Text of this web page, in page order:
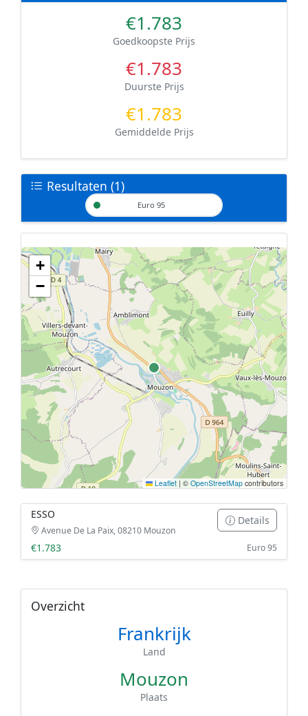
€1.783
Goedkoopste Prijs
€1.783
Duurste Prijs
€1.783
Gemiddelde Prijs
Resultaten (1)
Euro 95
Geen tankstations met locatiegegevens gevonden.
De kaart kan niet worden weergegeven zonder GPS coördinaten.
+
−
Leaflet | © OpenStreetMap contributors
ESSO
Avenue De La Paix, 08210 Mouzon
Details
€1.783 Euro 95
Overzicht
Frankrijk
Land
Mouzon
Plaats